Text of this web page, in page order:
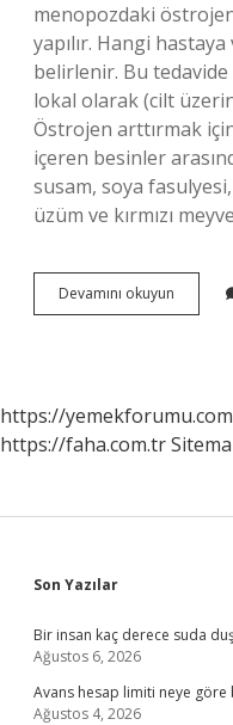
menopozdaki
yapılır. Hangi
belirlenir. Bu
lokal olarak (cilt
Östrojen arttırmak
içeren besinler
susam, soya
üzüm ve kırmızı
Devamını okuyun Östrojen
Eksikliğine
https://yemekforumu.com
https://faha.com.tr
Sidebar
Son Yazılar
Bir insan kaç derece suda
Ağustos 6, 2026
Avans hesap limiti neye göre
Ağustos 4, 2026